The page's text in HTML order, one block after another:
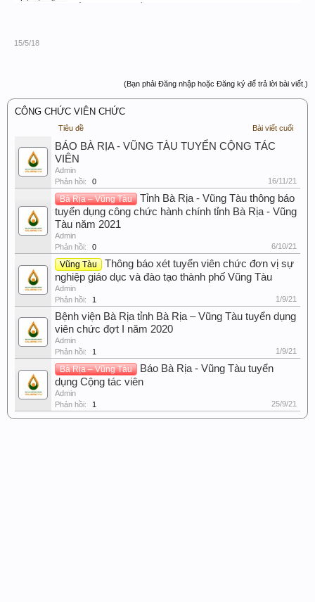
15/5/18
(Bạn phải Đăng nhập hoặc Đăng ký để trả lời bài viết.)
CÔNG CHỨC VIÊN CHỨC
Tiêu đề Bài viết cuối
BÁO BÀ RỊA - VŨNG TÀU TUYỂN CỘNG TÁC
VIÊN
Admin
Phản hồi:
0 16/11/21
Bà Rịa – Vũng Tàu
Tỉnh Bà Rịa - Vũng Tàu thông báo
tuyển dụng công chức hành chính tỉnh Bà Rịa - Vũng
Tàu năm 2021
Admin
Phản hồi:
0 6/10/21
Vũng Tàu
Thông báo xét tuyển viên chức đơn vị sự
nghiệp giáo dục và đào tạo thành phố Vũng Tàu
Admin
Phản hồi:
1 1/9/21
Bệnh viện Bà Rịa tỉnh Bà Rịa – Vũng Tàu tuyển dụng
viên chức đợt I năm 2020
Admin
Phản hồi:
1 1/9/21
Bà Rịa – Vũng Tàu
Báo Bà Rịa - Vũng Tàu tuyển
dụng Cộng tác viên
Admin
Phản hồi:
1 25/9/21